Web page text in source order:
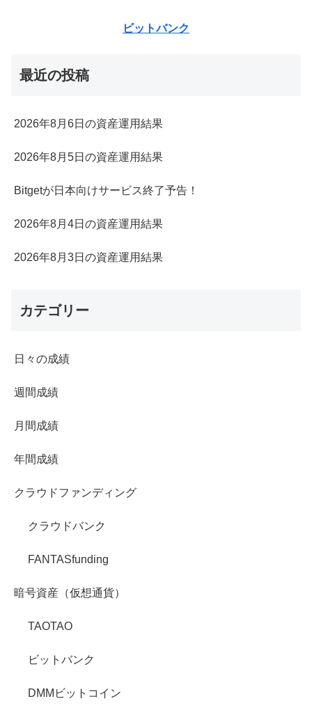
ビットバンク
最近の投稿
2026年8月6日の資産運用結果
2026年8月5日の資産運用結果
Bitgetが日本向けサービス終了予告！
2026年8月4日の資産運用結果
2026年8月3日の資産運用結果
カテゴリー
日々の成績
週間成績
月間成績
年間成績
クラウドファンディング
クラウドバンク
FANTASfunding
暗号資産（仮想通貨）
TAOTAO
ビットバンク
DMMビットコイン